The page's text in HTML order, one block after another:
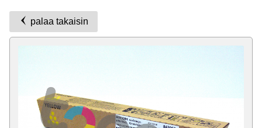
palaa takaisin